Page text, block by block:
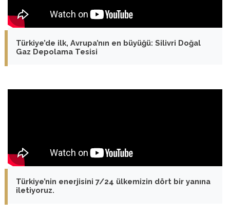
Türkiye’de ilk, Avrupa’nın en büyüğü: Silivri Doğal
Gaz Depolama Tesisi
Türkiye’nin enerjisini 7/24 ülkemizin dört bir yanına
iletiyoruz.